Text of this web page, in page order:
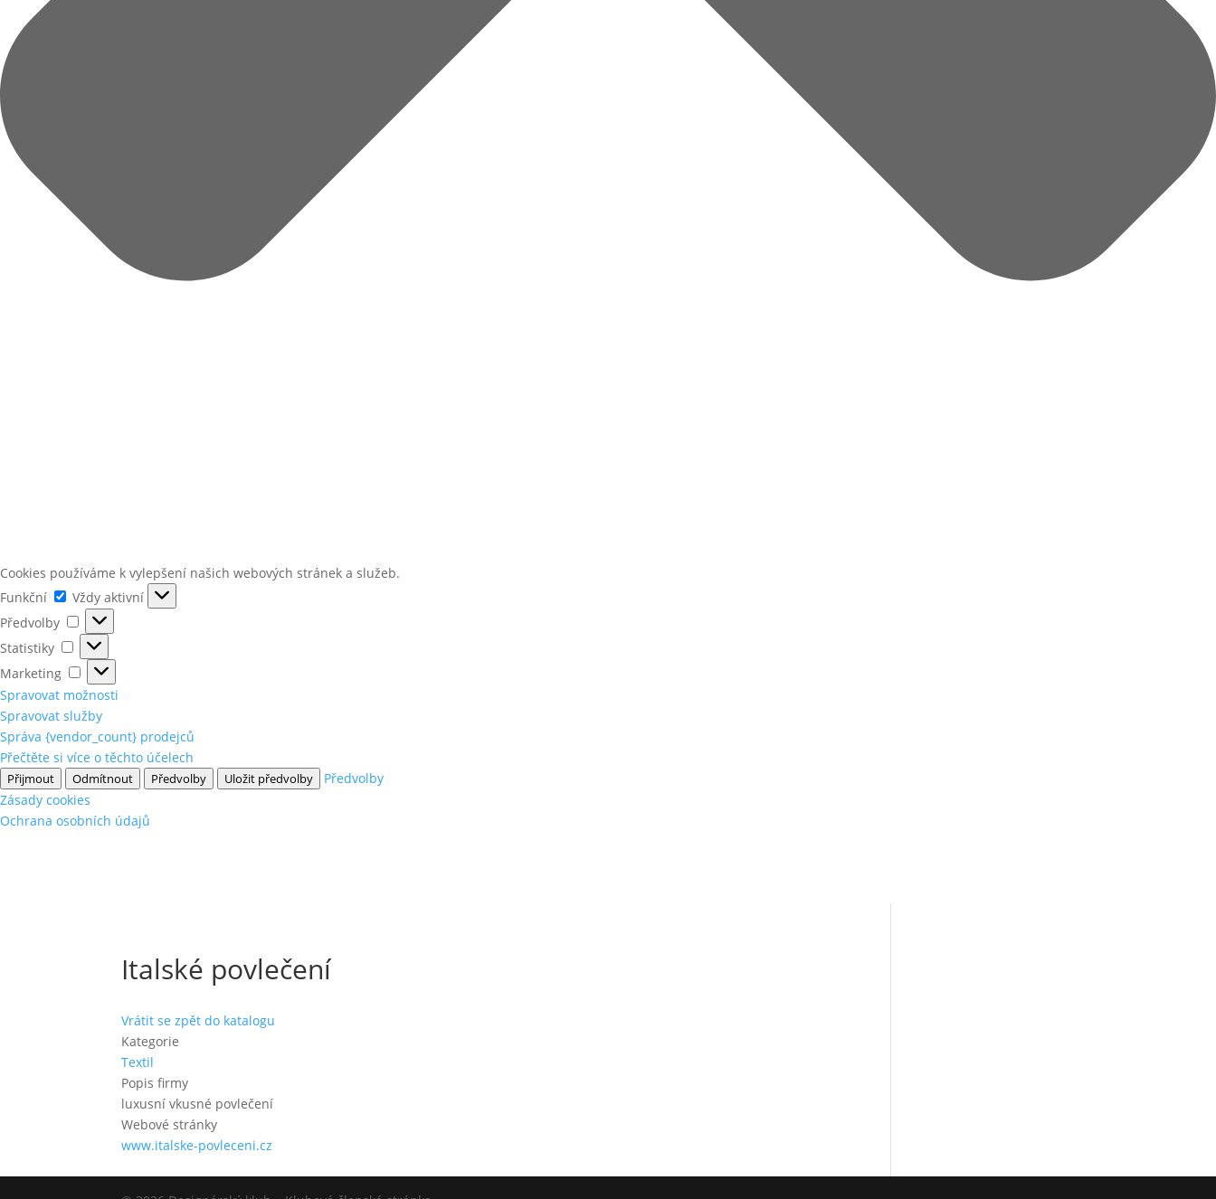
Cookies používáme k vylepšení našich webových stránek a služeb.
Funkční
Funkční
Vždy aktivní
Předvolby
Předvolby
Statistiky
Statistiky
Marketing
Marketing
Spravovat možnosti
Spravovat služby
Správa {vendor_count} prodejců
Přečtěte si více o těchto účelech
Přijmout Odmítnout Předvolby Uložit předvolby
Předvolby
Zásady cookies
Ochrana osobních údajů
Italské povlečení
Vrátit se zpět do katalogu
Kategorie
Textil
Popis firmy
luxusní vkusné povlečení
Webové stránky
www.italske-povleceni.cz